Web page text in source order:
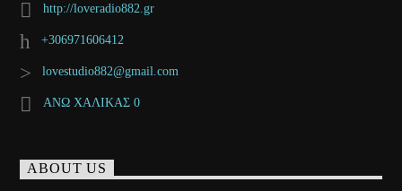
http://loveradio882.gr
+306971606412
lovestudio882@gmail.com
ΑΝΩ ΧΑΛΙΚΑΣ 0
ABOUT US